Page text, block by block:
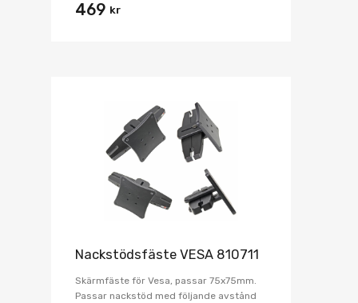
469 kr
Nackstödsfäste VESA 810711
Skärmfäste för Vesa, passar 75x75mm.
Passar nackstöd med följande avstånd